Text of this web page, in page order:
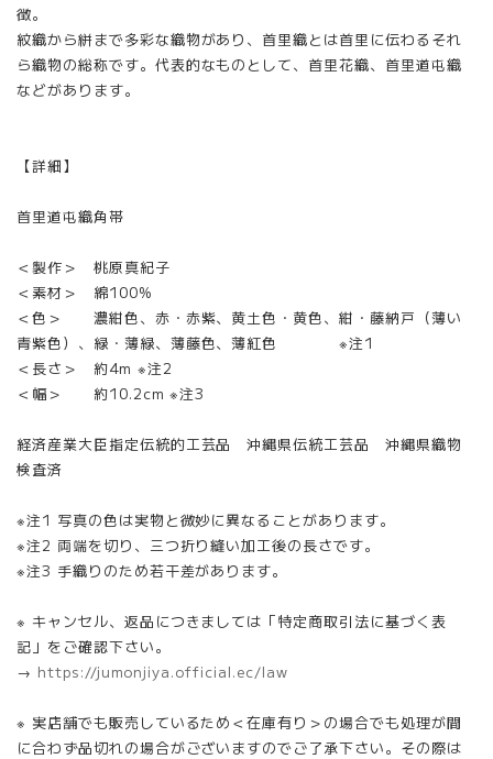
徴。
紋織から絣まで多彩な織物があり、首里織とは首里に伝わるそれ
ら織物の総称です。代表的なものとして、首里花織、首里道屯織
などがあります。
【詳細】
首里道屯織角帯
＜製作＞ 桃原真紀子
＜素材＞ 綿100%
＜色＞ 濃紺色、赤・赤紫、黄土色・黄色、紺・藤納戸（薄い
青紫色）、緑・薄緑、薄藤色、薄紅色 ※注1
＜長さ＞ 約4m ※注2
＜幅＞ 約10.2cm ※注3
経済産業大臣指定伝統的工芸品 沖縄県伝統工芸品 沖縄県織物
検査済
※注1 写真の色は実物と微妙に異なることがあります。
※注2 両端を切り、三つ折り縫い加工後の長さです。
※注3 手織りのため若干差があります。
※ キャンセル、返品につきましては「特定商取引法に基づく表
記」をご確認下さい。
→ https://jumonjiya.official.ec/law
※ 実店舗でも販売しているため＜在庫有り＞の場合でも処理が間
に合わず品切れの場合がございますのでご了承下さい。その際は